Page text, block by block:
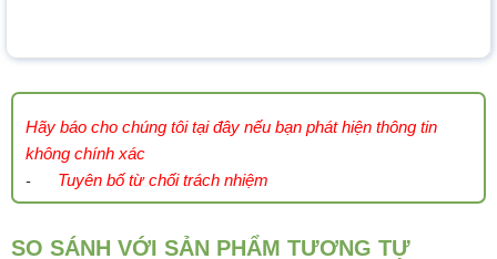
Hãy báo cho chúng tôi tại đây nếu bạn phát hiện thông tin
không chính xác
- Tuyên bố từ chối trách nhiệm
SO SÁNH VỚI SẢN PHẨM TƯƠNG TỰ